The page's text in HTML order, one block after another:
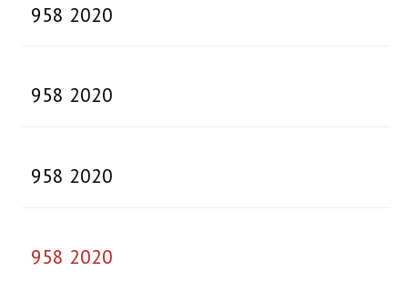
958 2020
958 2020
958 2020
958 2020